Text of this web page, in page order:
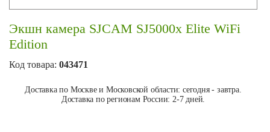
Экшн камера SJCAM SJ5000x Elite WiFi
Edition
Код товара: 043471
Доставка по Москве и Московской области: сегодня - завтра.
Доставка по регионам России: 2-7 дней.